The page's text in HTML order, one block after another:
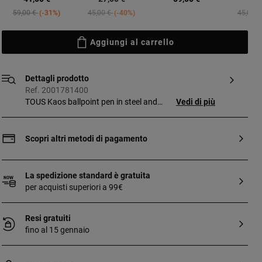
Price reduced from
59,00 €to-31% Price reduced from
45,00 €to-40% Price
45,00
Aggiungi al carrello
Dettagli prodotto
Ref. 2001781400
TOUS Kaos ballpoint pen in steel and
Vedi di più
Scopri altri metodi di pagamento
La spedizione standard è gratuita
per acquisti superiori a 99€
Resi gratuiti
fino al 15 gennaio